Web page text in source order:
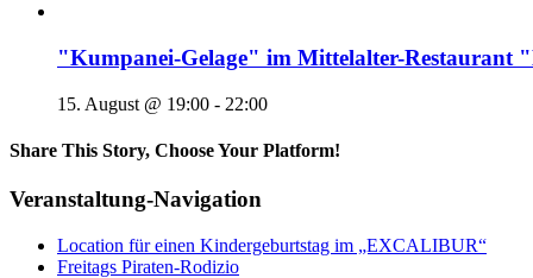
"Kumpanei-Gelage" im Mittelalter-
15. August @ 19:00 - 22:00
Share This Story, Choose Your Platform!
Veranstaltung-Navigation
Location für einen Kindergeburtstag im „EXCALIBUR“
Freitags Piraten-Rodizio